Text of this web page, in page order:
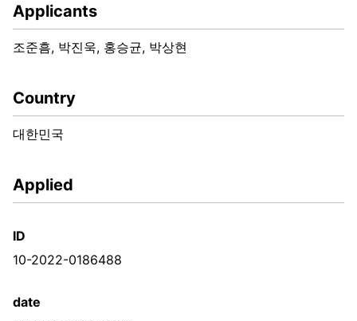
Applicants
조준흠, 박진욱, 홍승균, 박상현
Country
대한민국
Applied
ID
10-2022-0186488
date